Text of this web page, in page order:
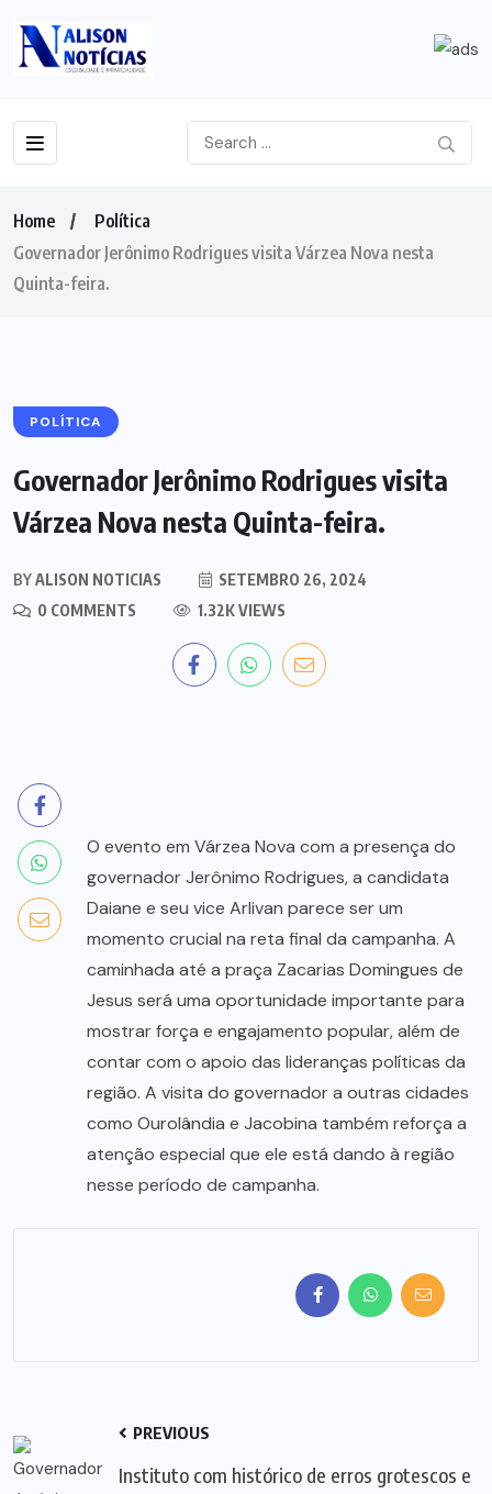
Home
Política
Governador Jerônimo Rodrigues visita Várzea Nova nesta
Quinta-feira.
POLÍTICA
Governador Jerônimo Rodrigues visita
Várzea Nova nesta Quinta-feira.
BYALISON NOTICIAS
SETEMBRO 26, 2024
0 COMMENTS
1.32K VIEWS
O evento em Várzea Nova com a presença do
governador Jerônimo Rodrigues, a candidata
Daiane e seu vice Arlivan parece ser um
momento crucial na reta final da campanha. A
caminhada até a praça Zacarias Domingues de
Jesus será uma oportunidade importante para
mostrar força e engajamento popular, além de
contar com o apoio das lideranças políticas da
região. A visita do governador a outras cidades
como Ourolândia e Jacobina também reforça a
atenção especial que ele está dando à região
nesse período de campanha.
PREVIOUS
Instituto com histórico de erros grotescos e